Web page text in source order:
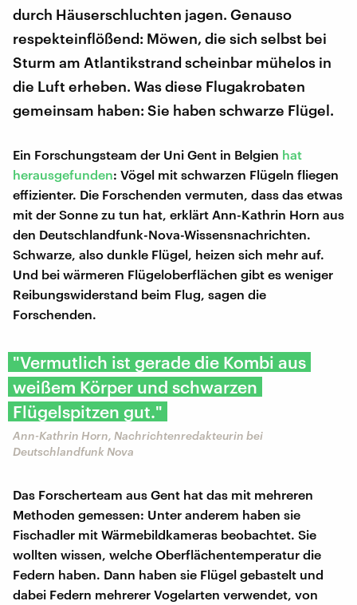
durch Häuserschluchten jagen. Genauso
respekteinflößend: Möwen, die sich selbst bei
Sturm am Atlantikstrand scheinbar mühelos in
die Luft erheben. Was diese Flugakrobaten
gemeinsam haben: Sie haben schwarze Flügel.
Ein Forschungsteam der Uni Gent in Belgien hat
herausgefunden: Vögel mit schwarzen Flügeln fliegen
effizienter. Die Forschenden vermuten, dass das etwas
mit der Sonne zu tun hat, erklärt Ann-Kathrin Horn aus
den Deutschlandfunk-Nova-Wissensnachrichten.
Schwarze, also dunkle Flügel, heizen sich mehr auf.
Und bei wärmeren Flügeloberflächen gibt es weniger
Reibungswiderstand beim Flug, sagen die
Forschenden.
"Vermutlich ist gerade die Kombi aus
weißem Körper und schwarzen
Flügelspitzen gut."
Ann-Kathrin Horn, Nachrichtenredakteurin bei
Deutschlandfunk Nova
Das Forscherteam aus Gent hat das mit mehreren
Methoden gemessen: Unter anderem haben sie
Fischadler mit Wärmebildkameras beobachtet. Sie
wollten wissen, welche Oberflächentemperatur die
Federn haben. Dann haben sie Flügel gebastelt und
dabei Federn mehrerer Vogelarten verwendet, von